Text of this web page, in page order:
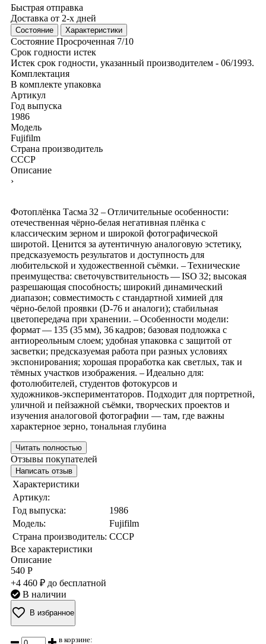
Быстрая отправка
Доставка от 2-х дней
Состояние Характеристики
Состояние Просроченная 7/10
Срок годности истек
Истек срок годности, указанный производителем - 06/1993.
Комплектация
В комплекте упаковка
Артикул
Год выпуска
1986
Модель
Fujifilm
Страна производитель
СССР
Описание
›
Фотоплёнка Тасма 32 – Отличительные особенности:
отечественная чёрно‑белая негативная плёнка с
классическим зерном и широкой фотографической
широтой. Ценится за аутентичную аналоговую эстетику,
предсказуемость результатов и доступность для
любительской и художественной съёмки. – Технические
преимущества: светочувствительность — ISO 32; высокая
разрешающая способность; широкий динамический
диапазон; совместимость с стандартной химией для
чёрно‑белой проявки (D‑76 и аналоги); стабильная
цветопередача при хранении. – Особенности модели:
формат — 135 (35 мм), 36 кадров; базовая подложка с
антиореольным слоем; удобная упаковка с защитой от
засветки; предсказуемая работа при разных условиях
экспонирования; хорошая проработка как светлых, так и
тёмных участков изображения. – Идеально для:
фотолюбителей, студентов фотокурсов и
художников‑экспериментаторов. Подходит для портретной,
уличной и пейзажной съёмки, творческих проектов и
изучения аналоговой фотографии — там, где важны
характерное зерно, тональная глубина
Читать полностью
Отзывы покупателей
Написать отзыв
Характеристики
Артикул:
Год выпуска:
1986
Модель:
Fujifilm
Страна производитель: СССР
Все характеристики
Описание
540 Р
+4 460 ₽ до бесплатной
В наличии
В избранное
в корзине: